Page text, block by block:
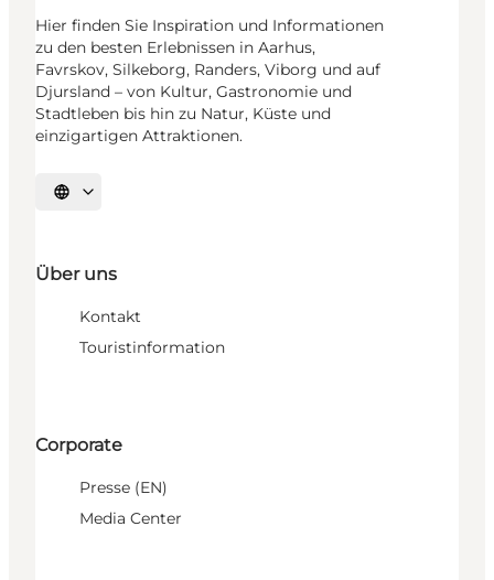
Hier finden Sie Inspiration und Informationen
zu den besten Erlebnissen in Aarhus,
Favrskov, Silkeborg, Randers, Viborg und auf
Djursland – von Kultur, Gastronomie und
Stadtleben bis hin zu Natur, Küste und
einzigartigen Attraktionen.
Sprache auswählen
Über uns
Kontakt
Touristinformation
Corporate
Presse (EN)
Media Center